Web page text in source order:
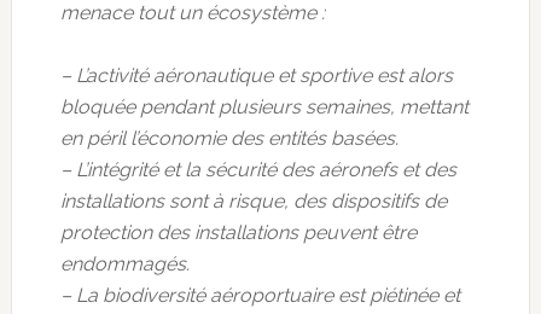
menace tout un écosystème :
– L’activité aéronautique et sportive est alors
bloquée pendant plusieurs semaines, mettant
en péril l’économie des entités basées.
– L’intégrité et la sécurité des aéronefs et des
installations sont à risque, des dispositifs de
protection des installations peuvent être
endommagés.
– La biodiversité aéroportuaire est piétinée et